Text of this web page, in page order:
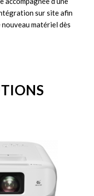
sur site afin
matériel dès